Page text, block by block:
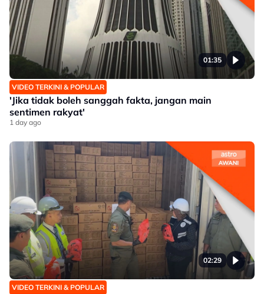
01:35
VIDEO TERKINI & POPULAR
'Jika tidak boleh sanggah fakta, jangan main
sentimen rakyat'
1 day ago
02:29
VIDEO TERKINI & POPULAR